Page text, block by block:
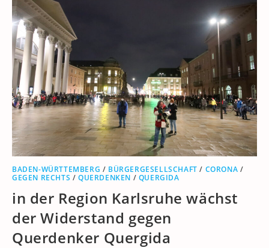
BADEN-WÜRTTEMBERG / BÜRGERGESELLSCHAFT / CORONA /
GEGEN RECHTS /QUERDENKEN / QUERGIDA
in der Region Karlsruhe wächst
der Widerstand gegen
Querdenker Quergida